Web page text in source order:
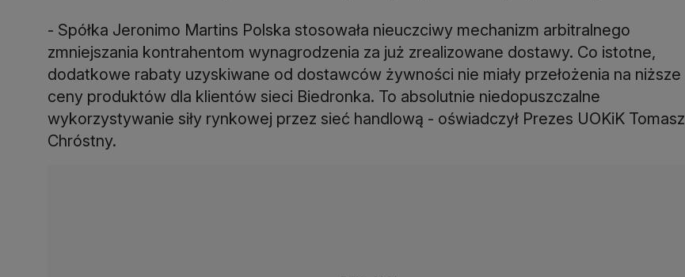
- Spółka Jeronimo Martins Polska stosowała nieuczciwy mechanizm arbitralnego
zmniejszania kontrahentom wynagrodzenia za już zrealizowane dostawy. Co istotne,
dodatkowe rabaty uzyskiwane od dostawców żywności nie miały przełożenia na niższe
ceny produktów dla klientów sieci Biedronka. To absolutnie niedopuszczalne
wykorzystywanie siły rynkowej przez sieć handlową - oświadczył Prezes UOKiK Tomasz
Chróstny.